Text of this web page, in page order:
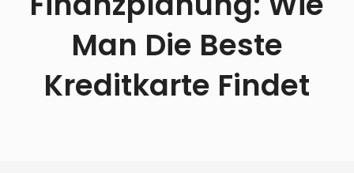
Man Die Beste
Kreditkarte Findet